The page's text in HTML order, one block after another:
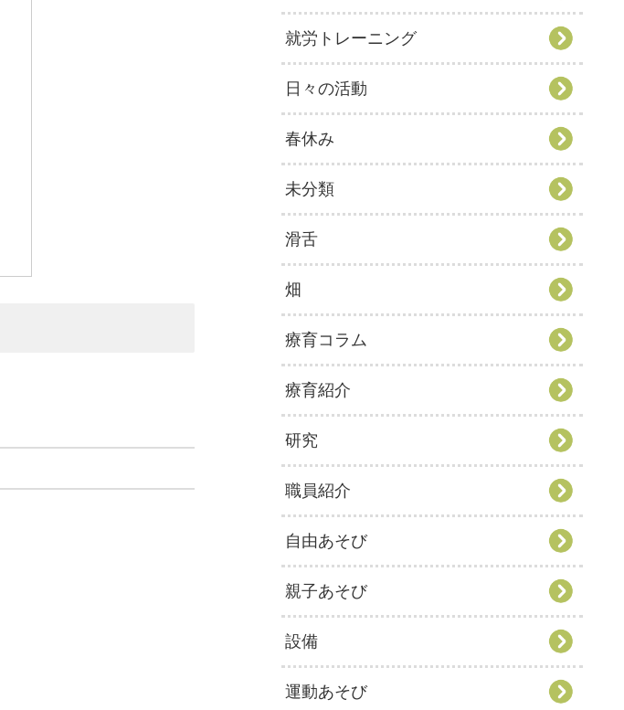
就労トレーニング
日々の活動
春休み
未分類
滑舌
畑
療育コラム
療育紹介
研究
職員紹介
自由あそび
親子あそび
設備
運動あそび